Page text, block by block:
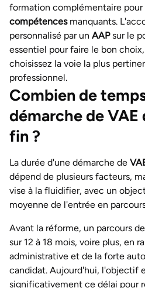
formation complémentaire pour
compétencesmanquants.
personnalisé par un AAPsur le
essentiel pour faire le bon
choisissez la voie la plus
professionnel.
Combien de
démarche de VAE
fin ?
La durée d'une démarche de
dépend de plusieurs facteurs,
vise à la fluidifier, avec un
moyenne de l'entrée en
Avant la réforme, un parcours de
sur 12 à 18 mois, voire plus, en
administrative et de la forte
candidat. Aujourd'hui, l'objectif
significativement ce délai pour